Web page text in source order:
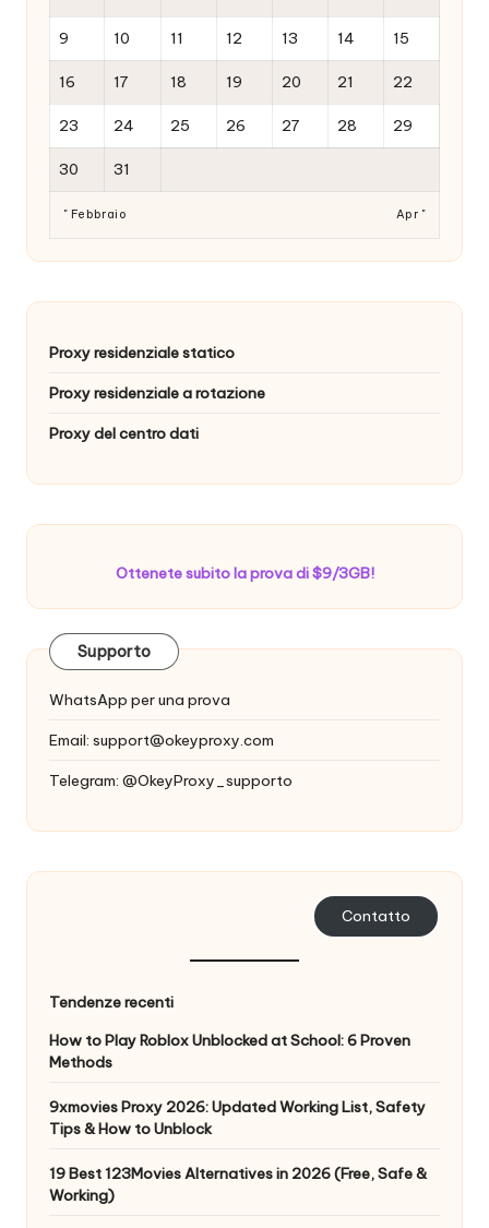
9 10 11 12 13 14 15
16 17 18 19 20 21 22
23 24 25 26 27 28 29
30 31
" Febbraio Apr "
Proxy residenziale statico
Proxy residenziale a rotazione
Proxy del centro dati
Ottenete subito la prova di $9/3GB!
Supporto
WhatsApp per una prova
Email: support@okeyproxy.com
Telegram: @OkeyProxy_supporto
Contatto
Tendenze recenti
How to Play Roblox Unblocked at School: 6 Proven
Methods
9xmovies Proxy 2026: Updated Working List, Safety
Tips & How to Unblock
19 Best 123Movies Alternatives in 2026 (Free, Safe &
Working)